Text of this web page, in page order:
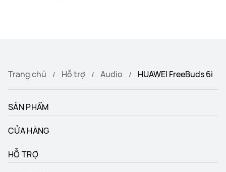
Trang chủ Hỗ trợ Audio HUAWEI FreeBuds 6i
SẢN PHẨM
CỬA HÀNG
HỖ TRỢ